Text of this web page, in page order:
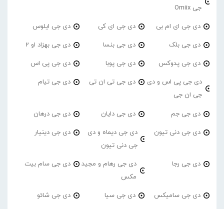
جی Omiix
دی جی ای ام بی دی جی ای کی دی جی ایلوس
دی جی بلک دی جی بنسا دی جی بهزاد او 2
دی جی پدوکس دی جی پوبا دی جی پی اس
دی جی پی اس و دی
جی ان جی
دی جی تی ان تی دی جی تیام
دی جی جم دی جی دایان دی جی درهان
دی جی دنی تیون
دی جی دیماه و دی
جی دنی تیون
دی جی دینیار
دی جی رجا
دی جی رهام و مجید
مکس
دی جی سام بیت
دی جی سامیکس دی جی سیا دی جی شائو